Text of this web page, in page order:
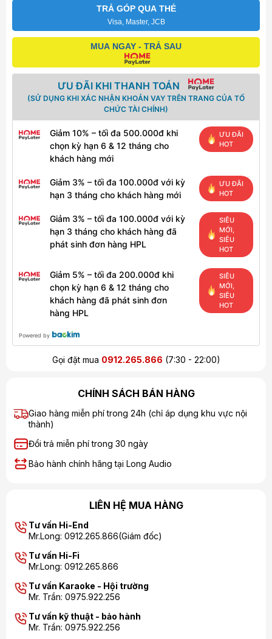
TRẢ GÓP QUA THẺ
Visa, Master, JCB
MUA NGAY - TRẢ SAU
ƯU ĐÃI KHI THANH TOÁN
(SỬ DỤNG KHI XÁC NHẬN KHOẢN VAY TRÊN TRANG CỦA TỔ
CHỨC TÀI CHÍNH)
Giảm 10% – tối đa 500.000đ khi
chọn kỳ hạn 6 & 12 tháng cho
khách hàng mới
ƯU ĐÃI
HOT
Giảm 3% – tối đa 100.000đ với kỳ
hạn 3 tháng cho khách hàng mới
ƯU ĐÃI
HOT
Giảm 3% – tối đa 100.000đ với kỳ
hạn 3 tháng cho khách hàng đã
phát sinh đơn hàng HPL
SIÊU
MỚI,
SIÊU
HOT
Giảm 5% – tối đa 200.000đ khi
chọn kỳ hạn 6 & 12 tháng cho
khách hàng đã phát sinh đơn
hàng HPL
SIÊU
MỚI,
SIÊU
HOT
Powered by
Gọi đặt mua 0912.265.866 (7:30 - 22:00)
CHÍNH SÁCH BÁN HÀNG
Giao hàng miễn phí trong 24h (chỉ áp dụng khu vực nội
thành)
Đổi trả miễn phí trong 30 ngày
Bảo hành chính hãng tại Long Audio
LIÊN HỆ MUA HÀNG
Tư vấn Hi-End
Mr.Long: 0912.265.866(Giám đốc)
Tư vấn Hi-Fi
Mr.Long: 0912.265.866
Tư vấn Karaoke - Hội trường
Mr. Trần: 0975.922.256
Tư vấn kỹ thuật - bảo hành
Mr. Trần: 0975.922.256